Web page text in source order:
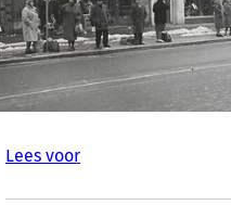
Lees voor